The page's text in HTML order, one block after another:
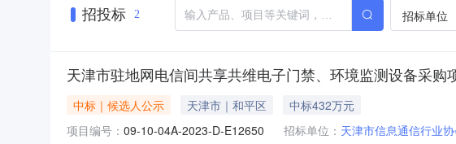
招投标 2 招标单位
天津市驻地网电信间共享共维电子门禁、环境监测设备采购
中标｜候选人公示 天津市｜和平区
中标432万元
项目编号： 09-10-04A-2023-D-E12650 招标单位： 天津市信息通信行业